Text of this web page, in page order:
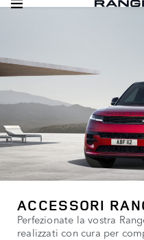
ACCESSORI
Perfezionate la vostra
realizzati con cura per